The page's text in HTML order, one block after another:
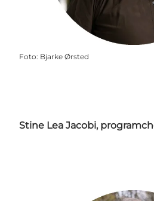
Foto: Bjarke Ørsted
Stine Lea Jacobi,